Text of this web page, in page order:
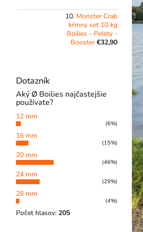
Monster Crab
kŕmny set 10 kg
Boilies - Pelety -
Booster €32,90
Dotazník
Aký Ø Boilies najčastejšie
používate?
12 mm
(6%)
16 mm
(15%)
20 mm
(46%)
24 mm
(29%)
28 mm
(4%)
Počet hlasov: 205